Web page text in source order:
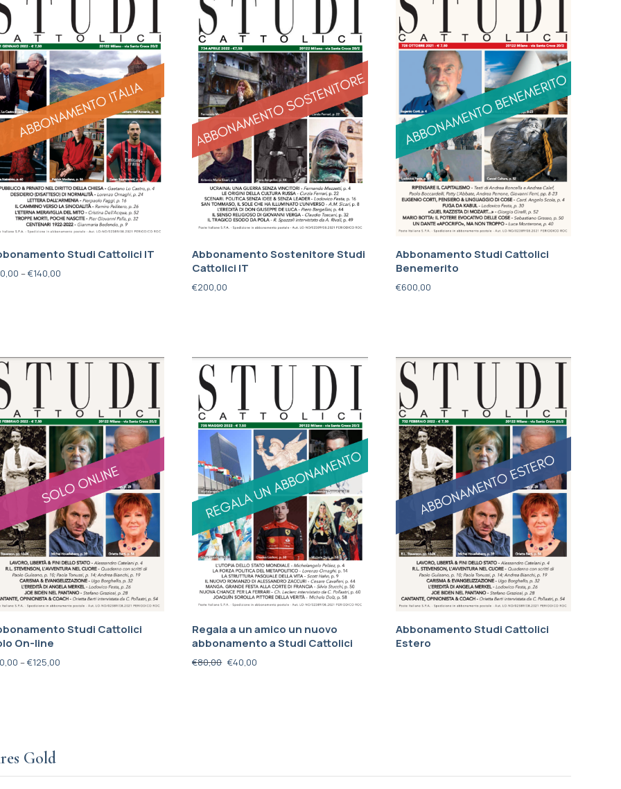
Studi Cattolici IT
–€140,00
Abbonamento Sostenitore Studi
Cattolici IT
€200,00
Abbonamento Studi Cattolici
Benemerito
€600,00
Studi Cattolici
On-line
–€125,00
Regala a un amico un nuovo
abbonamento a Studi Cattolici
€80,00 €40,00
Abbonamento Studi Cattolici
Estero
Gold